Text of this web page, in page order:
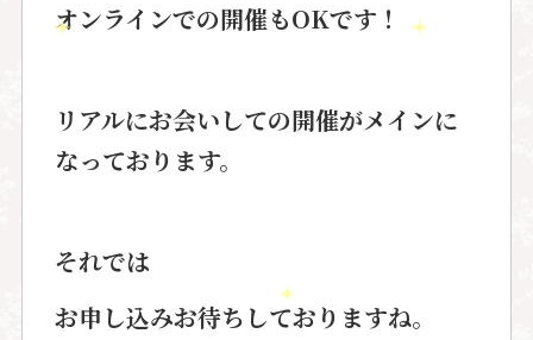
オンラインでの開催もOKです！
リアルにお会いしての開催がメインに
なっております。
それでは
お申し込みお待ちしておりますね。